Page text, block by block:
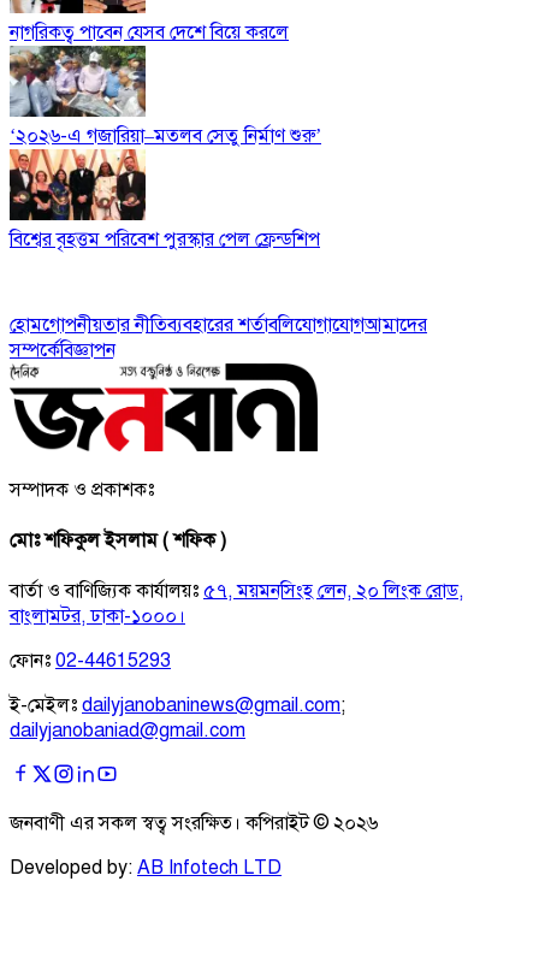
নাগরিকত্ব পাবেন যেসব দেশে বিয়ে করলে
‘২০২৬-এ গজারিয়া–মতলব সেতু নির্মাণ শুরু’
বিশ্বের বৃহত্তম পরিবেশ পুরস্কার পেল ফ্রেন্ডশিপ
হোমগোপনীয়তার নীতিব্যবহারের শর্তাবলিযোগাযোগআমাদের
সম্পর্কেবিজ্ঞাপন
সম্পাদক ও প্রকাশকঃ
মোঃ শফিকুল ইসলাম ( শফিক )
বার্তা ও বাণিজ্যিক কার্যালয়ঃ ৫৭, ময়মনসিংহ লেন, ২০ লিংক রোড,
বাংলামটর, ঢাকা-১০০০।
ফোনঃ 02-44615293
ই-মেইলঃ dailyjanobaninews@gmail.com;
dailyjanobaniad@gmail.com
জনবাণী এর সকল স্বত্ব সংরক্ষিত। কপিরাইট © ২০২৬
Developed by: AB Infotech LTD